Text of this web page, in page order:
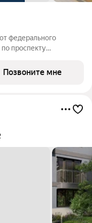
федерального
проспекту
минут ходьбы до 3
Позвоните мне